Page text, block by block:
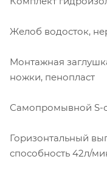
Желоб водосток,
Монтажная
ножки, пенопласт
Самопромывной S-
Горизонтальный
способность 42л/